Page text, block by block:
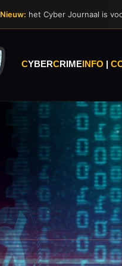
CYBERCRIMEINFO |
Nieuw: het Cyber Journaal is